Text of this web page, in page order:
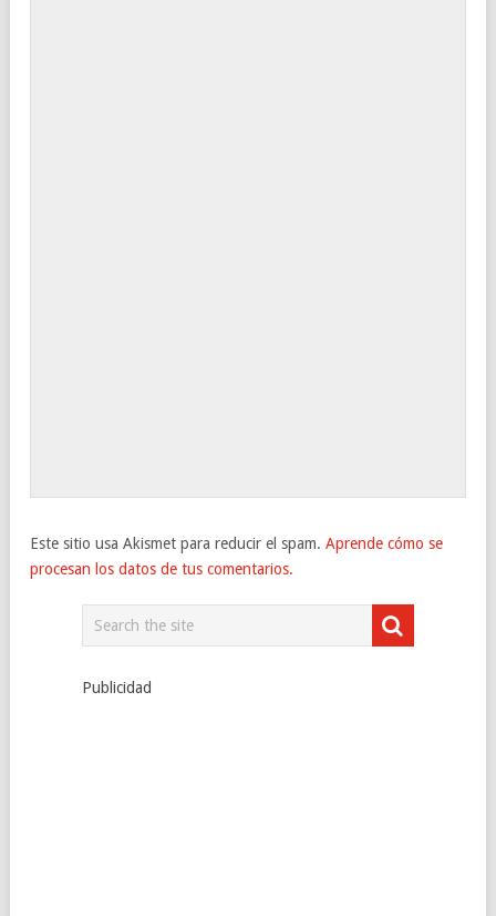
Este sitio usa Akismet para reducir el spam. Aprende cómo se
procesan los datos de tus comentarios.
Publicidad